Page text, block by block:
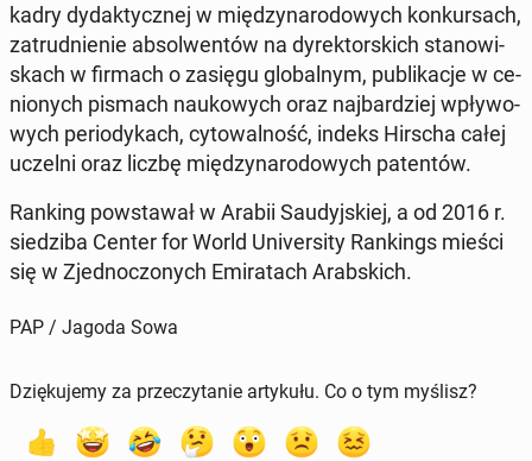
kadry dy­dak­tycz­nej w mię­dzy­na­ro­do­wych kon­kur­sach,
za­trud­nie­nie ab­sol­wen­tów na dy­rek­tor­skich sta­no­wi­
skach w firmach o zasięgu glo­bal­nym, pu­bli­ka­cje w ce­
nio­nych pismach na­uko­wych oraz naj­bar­dziej wpły­wo­
wych pe­rio­dy­kach, cy­to­wal­ność, indeks Hirscha całej
uczelni oraz liczbę mię­dzy­na­ro­do­wych pa­ten­tów.
Ranking po­wsta­wał w Arabii Sau­dyj­skiej, a od 2016 r.
sie­dzi­ba Center for World Uni­ver­si­ty Ran­kings mieści
się w Zjed­no­czo­nych Emi­ra­tach Arab­skich.
PAP / Jagoda Sowa
Dziękujemy za przeczytanie artykułu. Co o tym myślisz?